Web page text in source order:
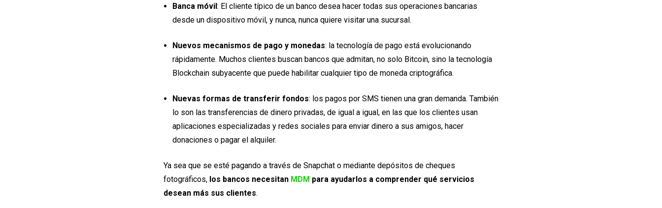
Banca móvil: El cliente típico de un banco desea hacer todas sus operaciones bancarias
desde un dispositivo móvil, y nunca, nunca quiere visitar una sucursal.
Nuevos mecanismos de pago y monedas: la tecnología de pago está evolucionando
rápidamente. Muchos clientes buscan bancos que admitan, no solo Bitcoin, sino la tecnología
Blockchain subyacente que puede habilitar cualquier tipo de moneda criptográfica.
Nuevas formas de transferir fondos: los pagos por SMS tienen una gran demanda. También
lo son las transferencias de dinero privadas, de igual a igual, en las que los clientes usan
aplicaciones especializadas y redes sociales para enviar dinero a sus amigos, hacer
donaciones o pagar el alquiler.
Ya sea que se esté pagando a través de Snapchat o mediante depósitos de cheques
fotográficos, los bancos necesitan MDM para ayudarlos a comprender qué servicios
desean más sus clientes.